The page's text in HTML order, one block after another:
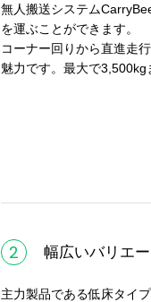
無人搬送システム
を運ぶことができます。
コーナー回りから直進走
魅力です。最大で3,500kg
2 幅広いバリエ
主力製品である低床タイ